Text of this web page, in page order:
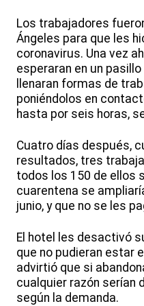
Los trabajadores
Ángeles para que les
coronavirus. Una vez
esperaran en un
llenaran formas de
poniéndolos en
hasta por seis horas,
Cuatro días después,
resultados, tres
todos los 150 de ellos
cuarentena se
junio, y que no se les
El hotel les desactivó
que no pudieran estar
advirtió que si
cualquier razón serían
según la demanda.